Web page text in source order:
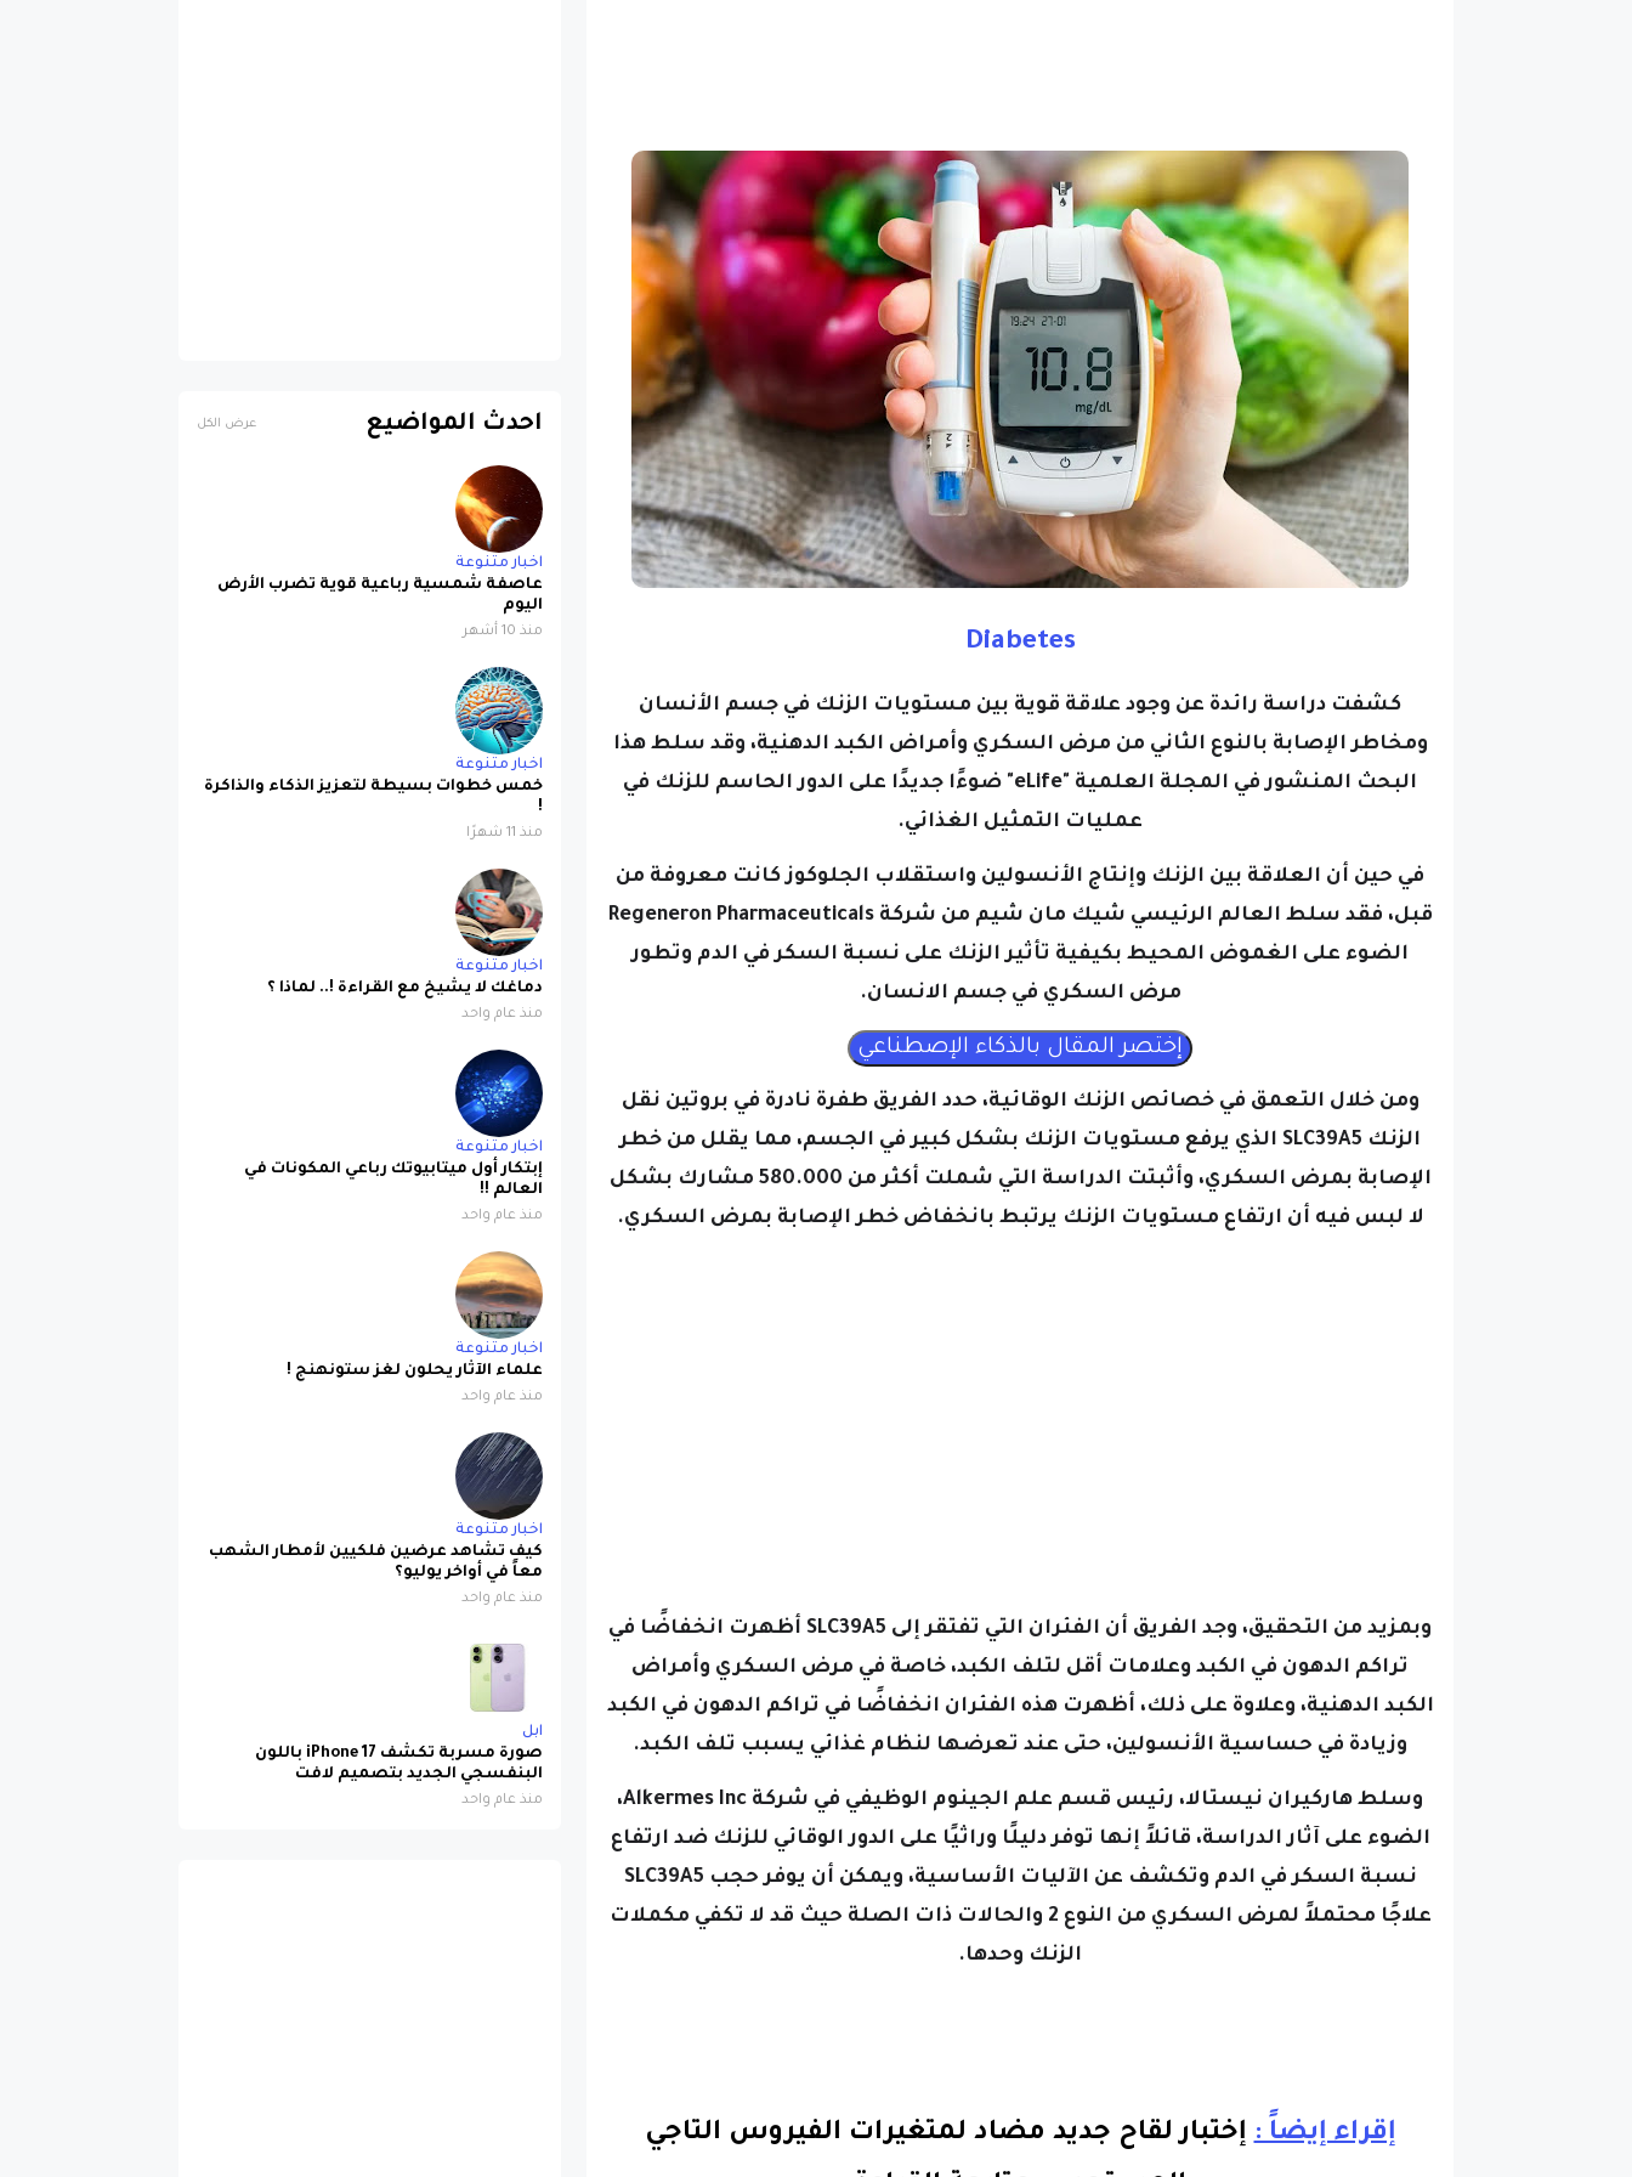
Diabetes
كشفت دراسة رائدة عن وجود علاقة قوية بين مستويات الزنك في جسم الأنسان
ومخاطر الإصابة بالنوع الثاني من مرض السكري وأمراض الكبد الدهنية، وقد سلط هذا
البحث المنشور في المجلة العلمية "eLife" ضوءًا جديدًا على الدور الحاسم للزنك في
عمليات التمثيل الغذائي.
في حين أن العلاقة بين الزنك وإنتاج الأنسولين واستقلاب الجلوكوز كانت معروفة من
قبل، فقد سلط العالم الرئيسي شيك مان شيم من شركة Regeneron Pharmaceuticals
الضوء على الغموض المحيط بكيفية تأثير الزنك على نسبة السكر في الدم وتطور
مرض السكري في جسم الانسان.
ومن خلال التعمق في خصائص الزنك الوقائية، حدد الفريق طفرة نادرة في بروتين نقل
الزنك SLC39A5 الذي يرفع مستويات الزنك بشكل كبير في الجسم، مما يقلل من خطر
الإصابة بمرض السكري،
وأثبتت الدراسة التي شملت أكثر من 580.000 مشارك بشكل
لا لبس فيه أن ارتفاع مستويات الزنك يرتبط بانخفاض خطر الإصابة بمرض السكري.
وبمزيد من التحقيق، وجد الفريق أن الفئران التي تفتقر إلى SLC39A5 أظهرت انخفاضًا في
تراكم الدهون في الكبد وعلامات أقل لتلف الكبد، خاصة في مرض السكري وأمراض
الكبد الدهنية، وعلاوة على ذلك، أظهرت هذه الفئران انخفاضًا في تراكم الدهون في الكبد
وزيادة في حساسية الأنسولين، حتى عند تعرضها لنظام غذائي يسبب تلف الكبد.
وسلط هاركيران نيستالا، رئيس قسم علم الجينوم الوظيفي في شركة Alkermes Inc،
الضوء على آثار الدراسة، قائلاً إنها توفر دليلًا وراثيًا على الدور الوقائي للزنك ضد ارتفاع
نسبة السكر في الدم وتكشف عن الآليات الأساسية، ويمكن أن يوفر حجب SLC39A5
علاجًا محتملاً لمرض السكري من النوع 2 والحالات ذات الصلة حيث قد لا تكفي مكملات
الزنك وحدها.
إقراء إيضاً : إختبار لقاح جديد مضاد لمتغيرات الفيروس التاجي
احدث المواضيع عرض الكل
اخبار متنوعة
عاصفة شمسية رباعية قوية تضرب الأرض
اليوم
منذ 10 أشهر
اخبار متنوعة
خمس خطوات بسيطة لتعزيز الذكاء والذاكرة
!
منذ 11 شهرًا
اخبار متنوعة
دماغك لا يشيخ مع القراءة !.. لماذا ؟
منذ عام واحد
اخبار متنوعة
إبتكار أول ميتابيوتك رباعي المكونات في
العالم !!
منذ عام واحد
اخبار متنوعة
علماء الآثار يحلون لغز ستونهنج !
منذ عام واحد
اخبار متنوعة
كيف تشاهد عرضين فلكيين لأمطار الشهب
معاً في أواخر يوليو؟
منذ عام واحد
ابل
صورة مسربة تكشف iPhone 17 باللون
البنفسجي الجديد بتصميم لافت
منذ عام واحد